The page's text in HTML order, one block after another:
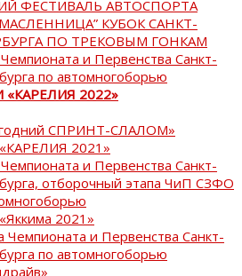
ФЕСТИВАЛЬ АВТОСПОРТА
КУБОК САНКТ-
ПО ТРЕКОВЫМ ГОНКАМ
и Первенства Санкт-
по автомногоборью
«КАРЕЛИЯ 2022»
СПРИНТ-СЛАЛОМ»
2021»
и Первенства Санкт-
отборочный этапа ЧиП СЗФО
2021»
Чемпионата и Первенства Санкт-
по автомногоборью